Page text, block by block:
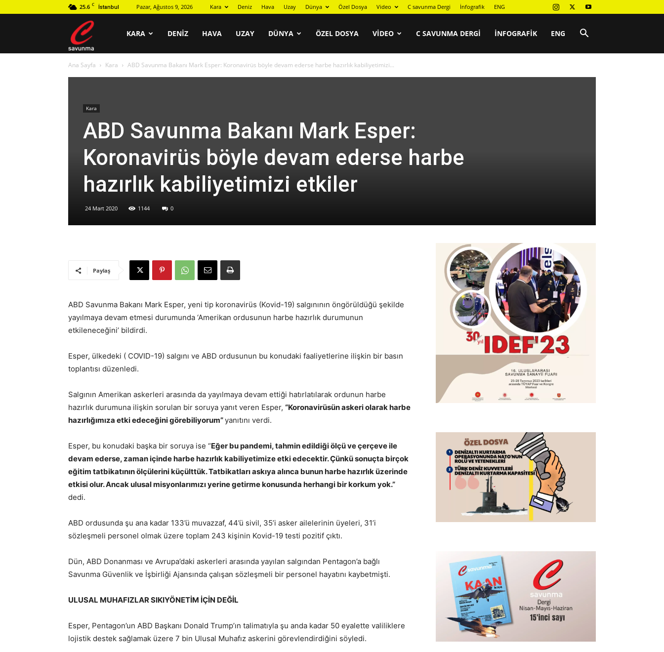
25.6 C İstanbul Pazar, Ağustos 9, 2026 Kara Deniz Hava Uzay Dünya Özel Dosya Video C savunma Dergi İnfografik ENG
KARA DENIZ HAVA UZAY DÜNYA ÖZEL DOSYA VIDEO C SAVUNMA DERGI İNFOGRAFIK ENG
Ana Sayfa Kara ABD Savunma Bakanı Mark Esper: Koronavirüs böyle devam ederse harbe hazırlık kabiliyetimizi...
Kara
ABD Savunma Bakanı Mark Esper:
Koronavirüs böyle devam ederse harbe
hazırlık kabiliyetimizi etkiler
24 Mart 2020 1144 0
Paylaş
ABD Savunma Bakanı Mark Esper, yeni tip koronavirüs (Kovid-19) salgınının öngörüldüğü şekilde
yayılmaya devam etmesi durumunda ‘Amerikan ordusunun harbe hazırlık durumunun
etkileneceğini’ bildirdi.
Esper, ülkedeki ( COVID-19) salgını ve ABD ordusunun bu konudaki faaliyetlerine ilişkin bir basın
toplantısı düzenledi.
Salgının Amerikan askerleri arasında da yayılmaya devam ettiği hatırlatılarak ordunun harbe
hazırlık durumuna ilişkin sorulan bir soruya yanıt veren Esper, “Koronavirüsün askeri olarak harbe
hazırlığımıza etki edeceğini görebiliyorum”yanıtını verdi.
Esper, bu konudaki başka bir soruya ise “Eğer bu pandemi, tahmin edildiği ölçü ve çerçeve ile
devam ederse, zaman içinde harbe hazırlık kabiliyetimize etki edecektir. Çünkü sonuçta birçok
eğitim tatbikatının ölçülerini küçülttük. Tatbikatları askıya alınca bunun harbe hazırlık üzerinde
etkisi olur. Ancak ulusal misyonlarımızı yerine getirme konusunda herhangi bir korkum yok.”
dedi.
ABD ordusunda şu ana kadar 133’ü muvazzaf, 44’ü sivil, 35’i asker ailelerinin üyeleri, 31’i
sözleşmeli personel olmak üzere toplam 243 kişinin Kovid-19 testi pozitif çıktı.
Dün, ABD Donanması ve Avrupa’daki askerleri arasında yayılan salgından Pentagon’a bağlı
Savunma Güvenlik ve İşbirliği Ajansında çalışan sözleşmeli bir personel hayatını kaybetmişti.
ULUSAL MUHAFIZLAR SIKIYÖNETİM İÇİN DEĞİL
Esper, Pentagon’un ABD Başkanı Donald Trump’ın talimatıyla şu anda kadar 50 eyalette valiliklere
lojistik destek sağlamak üzere 7 bin Ulusal Muhafız askerini görevlendirdiğini söyledi.